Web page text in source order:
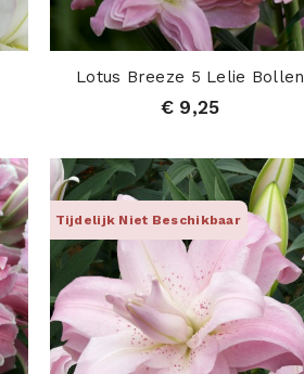
Lotus Breeze 5 Lelie Bollen
€ 9,25
Tijdelijk Niet Beschikbaar